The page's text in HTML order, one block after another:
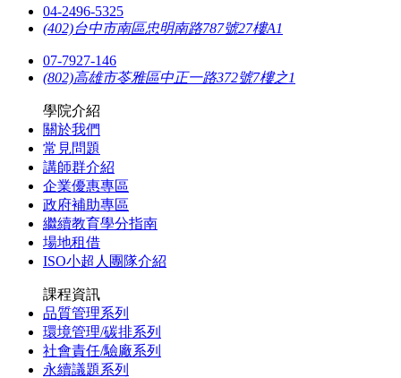
04-2496-5325
(402)台中市南區忠明南路787號27樓A1
07-7927-146
(802)高雄市苓雅區中正一路372號7樓之1
學院介紹
關於我們
常見問題
講師群介紹
企業優惠專區
政府補助專區
繼續教育學分指南
場地租借
ISO小超人團隊介紹
課程資訊
品質管理系列
環境管理/碳排系列
社會責任/驗廠系列
永續議題系列